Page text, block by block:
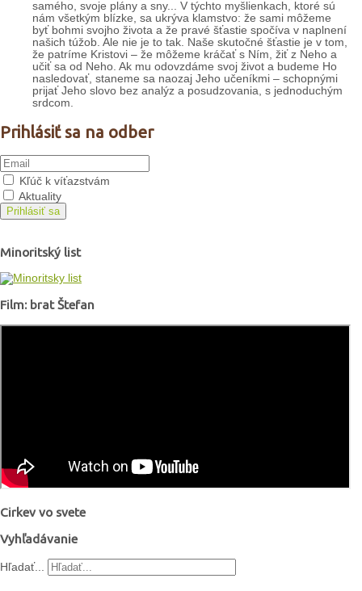
samého, svoje plány a sny... V týchto myšlienkach, ktoré sú
nám všetkým blízke, sa ukrýva klamstvo: že sami môžeme
byť bohmi svojho života a že pravé šťastie spočíva v naplnení
našich túžob. Ale nie je to tak. Naše skutočné šťastie je v tom,
že patríme Kristovi – že môžeme kráčať s Ním, žiť z Neho a
učiť sa od Neho. Ak mu odovzdáme svoj život a budeme Ho
nasledovať, staneme sa naozaj Jeho učeníkmi – schopnými
prijať Jeho slovo bez analýz a posudzovania, s jednoduchým
srdcom.
Prihlásiť sa na odber
Kľúč k víťazstvám
Aktuality
Prihlásiť sa
Minoritský list
Film: brat Štefan
Cirkev vo svete
Vyhľadávanie
Hľadať...